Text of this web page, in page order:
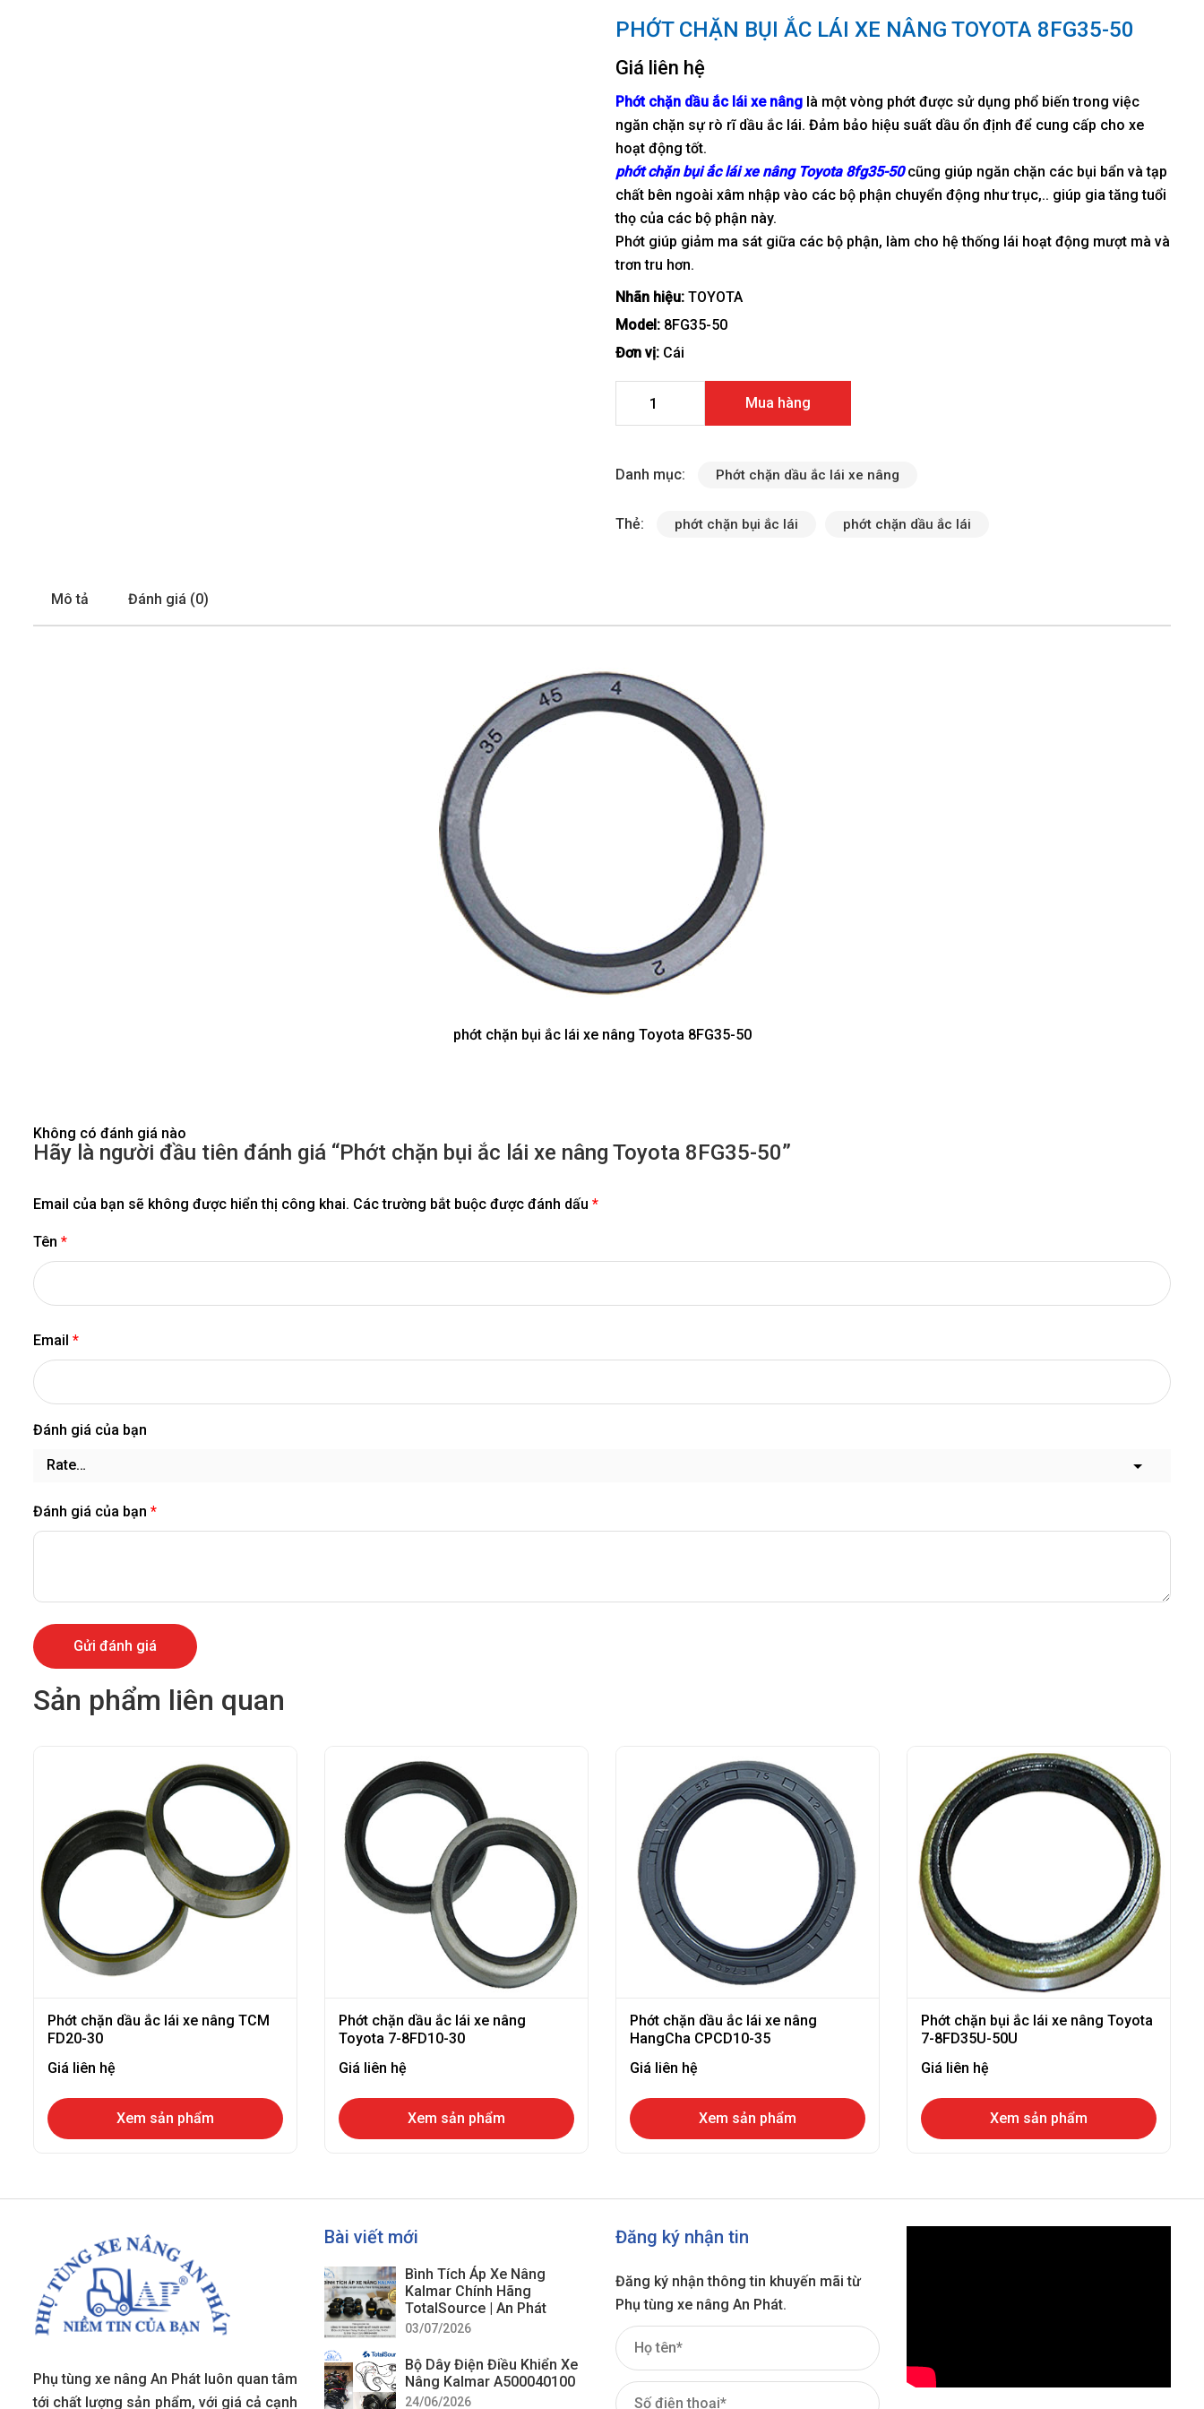
PHỚT CHẶN BỤI ẮC LÁI XE NÂNG TOYOTA 8FG35-50
Giá liên hệ
Phớt chặn dầu ắc lái xe nâng là một vòng phớt được sử dụng phổ biến trong việc
ngăn chặn sự rò rĩ dầu ắc lái. Đảm bảo hiệu suất dầu ổn định để cung cấp cho xe
hoạt động tốt.
phớt chặn bụi ắc lái xe nâng Toyota 8fg35-50cũng giúp ngăn chặn các bụi bẩn và tạp
chất bên ngoài xâm nhập vào các bộ phận chuyển động như trục,.. giúp gia tăng tuổi
thọ của các bộ phận này.
Phớt giúp giảm ma sát giữa các bộ phận, làm cho hệ thống lái hoạt động mượt mà và
trơn tru hơn.
Nhãn hiệu: TOYOTA
Model: 8FG35-50
Đơn vị: Cái
Mua hàng
Danh mục: Phớt chặn dầu ắc lái xe nâng
Thẻ: phớt chặn bụi ắc lái phớt chặn dầu ắc lái
Mô tả Đánh giá (0)
phớt chặn bụi ắc lái xe nâng Toyota 8FG35-50
Không có đánh giá nào
Hãy là người đầu tiên đánh giá “Phớt chặn bụi ắc lái xe nâng Toyota 8FG35-50”
Email của bạn sẽ không được hiển thị công khai. Các trường bắt buộc được đánh dấu *
Tên *
Email *
Đánh giá của bạn
Đánh giá của bạn *
Sản phẩm liên quan
Phớt chặn dầu ắc lái xe nâng TCM
FD20-30
Giá liên hệ
Xem sản phẩm
Phớt chặn dầu ắc lái xe nâng
Toyota 7-8FD10-30
Giá liên hệ
Xem sản phẩm
Phớt chặn dầu ắc lái xe nâng
HangCha CPCD10-35
Giá liên hệ
Xem sản phẩm
Phớt chặn bụi ắc lái xe nâng Toyota
7-8FD35U-50U
Giá liên hệ
Xem sản phẩm
Phụ tùng xe nâng An Phát luôn quan tâm
tới chất lượng sản phẩm, với giá cả cạnh
Bài viết mới
Bình Tích Áp Xe Nâng
Kalmar Chính Hãng
TotalSource | An Phát
03/07/2026
Bộ Dây Điện Điều Khiển Xe
Nâng Kalmar A500040100
24/06/2026
Đăng ký nhận tin
Đăng ký nhận thông tin khuyến mãi từ
Phụ tùng xe nâng An Phát.